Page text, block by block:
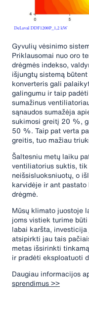
Gyvulių vėsinimo
Priklausomai nuo oro
drėgmės indekso,
išjungtų sistemą
konverteris gali
galingumu ir taip
sumažinus
sąnaudos sumažėja
sukimosi greitį 20 %,
50 %. Taip pat verta
greitis, tuo mažiau
Šaltesniu metų laiku
ventiliatorius suktis,
neišsisluoksniuotų, o
karvidėje ir ant
drėgmė.
Mūsų klimato juostoje
joms vistiek turime
labai karšta,
atsipirkti jau tais
metas išsirinkti
ir pradėti eksploatuoti
Daugiau informacijos
sprendimus >>